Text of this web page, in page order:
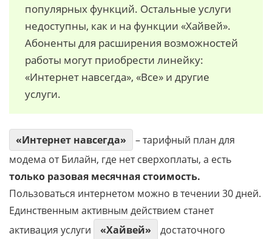
популярных функций. Остальные услуги
недоступны, как и на функции «Хайвей».
Абоненты для расширения возможностей
работы могут приобрести линейку:
«Интернет навсегда», «Все» и другие
услуги.
«Интернет навсегда»
– тарифный план для
модема от Билайн, где нет сверхоплаты, а есть
только разовая месячная стоимость.
Пользоваться интернетом можно в течении 30 дней.
Единственным активным действием станет
активация услуги
«Хайвей»
достаточного